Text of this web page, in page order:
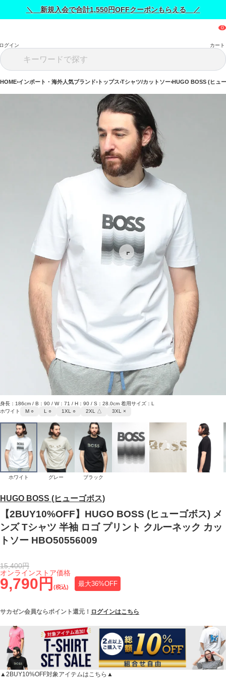
＼ 新規入会で合計1,550円OFFクーポンもらえる ／
グイン カート
HOME インポート・海外人気ブランド トップス Tシャツ/カットソー HUGO BOSS (ヒュ
HUGO BOSS (ヒューゴボス)
【2BUY10%OFF】HUGO BOSS (ヒューゴボス) メ
ンズ Tシャツ 半袖 ロゴ プリント クルーネック カッ
トソー HBO50556009
9,790円 (税込) 最大36%OFF
オンラインストア価格
15,400円
サカゼン会員ならポイント還元！ ログインはこちら
▲2BUY10%OFF対象アイテムはこちら▲
身長：186cm / B：90 / W：71 / H：90 / S：28.0cm 着用サイズ：L
ホワイト
M ○ L ○ 1XL ○ 2XL △ 3XL ×
ホワイト グレー ブラック